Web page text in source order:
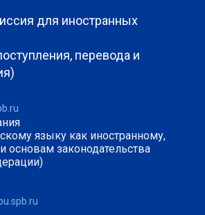
для иностранных
перевода и
языку как иностранному,
основам законодательства